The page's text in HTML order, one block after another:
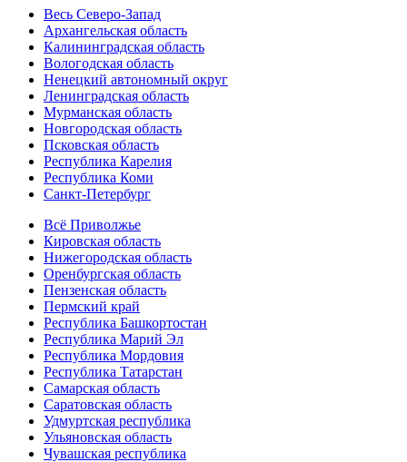
Весь Северо-Запад
Архангельская область
Калининградская область
Вологодская область
Ненецкий автономный округ
Ленинградская область
Мурманская область
Новгородская область
Псковская область
Республика Карелия
Республика Коми
Санкт-Петербург
Всё Приволжье
Кировская область
Нижегородская область
Оренбургская область
Пензенская область
Пермский край
Республика Башкортостан
Республика Марий Эл
Республика Мордовия
Республика Татарстан
Самарская область
Саратовская область
Удмуртская республика
Ульяновская область
Чувашская республика